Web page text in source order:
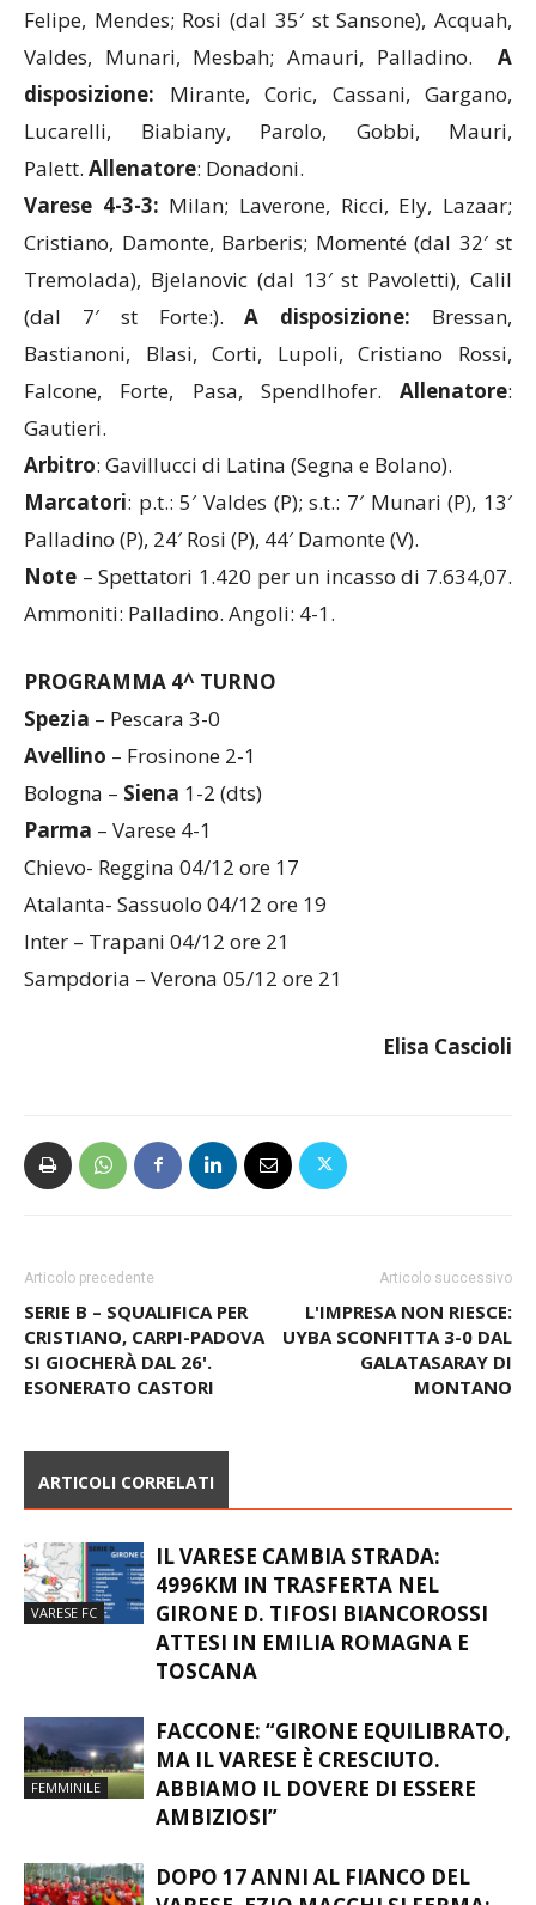
Parma 3-5-2:Bajza; Benalouane (dal 23′ st Koné),
Felipe, Mendes; Rosi (dal 35′ st Sansone), Acquah,
Valdes, Munari, Mesbah; Amauri, Palladino.A
disposizione:Mirante, Coric, Cassani, Gargano,
Lucarelli, Biabiany, Parolo, Gobbi, Mauri,
Palett.Allenatore: Donadoni.
Varese 4-3-3:Milan; Laverone, Ricci, Ely, Lazaar;
Cristiano, Damonte, Barberis; Momenté (dal 32′ st
Tremolada), Bjelanovic (dal 13′ st Pavoletti), Calil
(dal 7′ st Forte:).A disposizione:Bressan,
Bastianoni, Blasi, Corti, Lupoli, Cristiano Rossi,
Falcone, Forte, Pasa, Spendlhofer.
Gautieri.
Arbitro: Gavillucci di Latina (Segna e Bolano).
Marcatori: p.t.: 5′ Valdes (P); s.t.: 7′ Munari (P), 13′
Palladino (P), 24′ Rosi (P), 44′ Damonte (V).
Note– Spettatori 1.420 per un incasso di 7.634,07.
PROGRAMMA 4^ TURNO
Spezia– Pescara 3-0
Avellino – Frosinone 2-1
Bologna –Siena 1-2 (dts)
Parma – Varese 4-1
Chievo- Reggina 04/12 ore 17
Atalanta- Sassuolo 04/12 ore 19
Inter – Trapani 04/12 ore 21
Articolo precedente
SERIE B – SQUALIFICA PER
CRISTIANO, CARPI-PADOVA
Articolo successivo
L'IMPRESA NON RIESCE:
UYBA SCONFITTA 3-0 DAL
IL VARESE CAMBIA STRADA:
4996KM IN TRASFERTA NEL
GIRONE D. TIFOSI BIANCOROSSI
ATTESI IN EMILIA ROMAGNA E
FACCONE: “GIRONE EQUILIBRATO,
MA IL VARESE È CRESCIUTO.
ABBIAMO IL DOVERE DI ESSERE